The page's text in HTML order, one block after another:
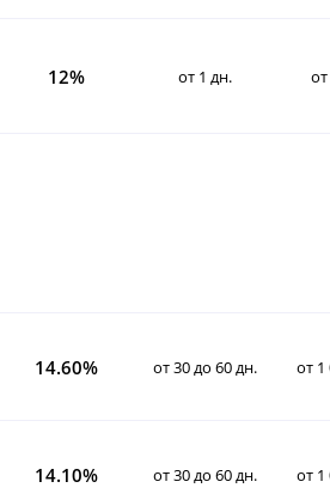
12% от 1 дн.
14.60% от 30 до 60 дн. от 1
14.10% от 30 до 60 дн. от 1